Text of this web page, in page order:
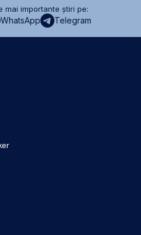
mai importante știri pe:
WhatsApp Telegram